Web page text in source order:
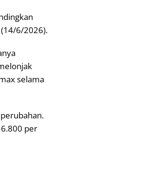
(14/6/2026).
selama
per